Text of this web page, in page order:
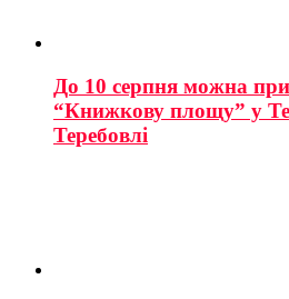
До 10 серпня можна
“Книжкову площу” у
Теребовлі